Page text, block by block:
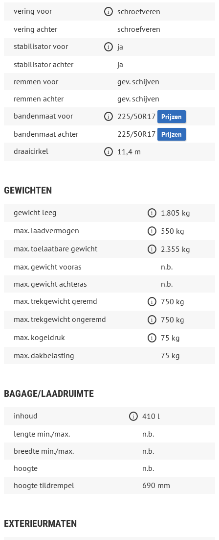
vering voor
schroefveren
vering achter
schroefveren
stabilisator voor
ja
stabilisator achter
ja
remmen voor
gev. schijven
remmen achter
gev. schijven
bandenmaat voor
225/50R17 Prijzen
bandenmaat achter 225/50R17 Prijzen
draaicirkel 11,4 m
GEWICHTEN
gewicht leeg
1.805 kg
max. laadvermogen
550 kg
max. toelaatbare gewicht
2.355 kg
max. gewicht vooras
n.b.
max. gewicht achteras
n.b.
max. trekgewicht geremd
750 kg
max. trekgewicht ongeremd
750 kg
max. kogeldruk
75 kg
max. dakbelasting
75 kg
BAGAGE/LAADRUIMTE
inhoud
410 l
lengte min./max.
n.b.
breedte min./max.
n.b.
hoogte
n.b.
hoogte tildrempel
690 mm
EXTERIEURMATEN